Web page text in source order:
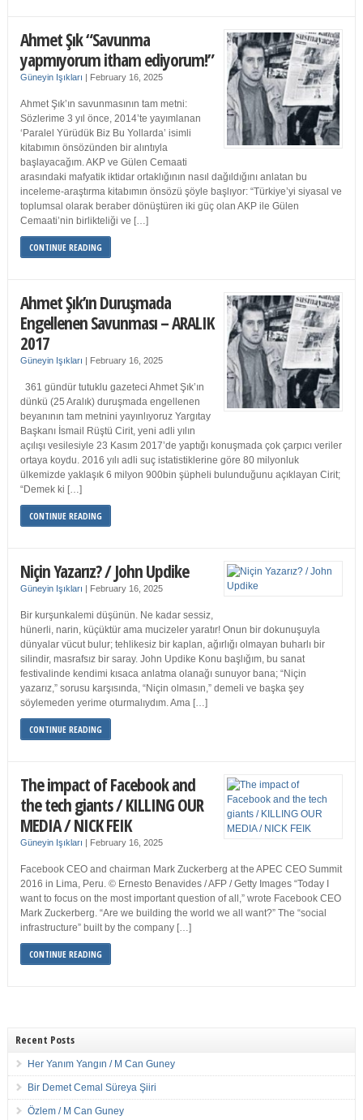
Ahmet Şık “Savunma
yapmıyorum itham ediyorum!”
Güneyin Işıkları | February 16, 2025
Ahmet Şık’ın savunmasının tam metni:
Sözlerime 3 yıl önce, 2014’te yayımlanan
‘Paralel Yürüdük Biz Bu Yollarda’ isimli
kitabımın önsözünden bir alıntıyla
başlayacağım. AKP ve Gülen Cemaati
arasındaki mafyatik iktidar ortaklığının nasıl dağıldığını anlatan bu
inceleme-araştırma kitabımın önsözü şöyle başlıyor: “Türkiye’yi siyasal ve
toplumsal olarak beraber dönüştüren iki güç olan AKP ile Gülen
Cemaati’nin birlikteliği ve […]
CONTINUE READING
Ahmet Şık’ın Duruşmada
Engellenen Savunması – ARALIK
2017
Güneyin Işıkları | February 16, 2025
361 gündür tutuklu gazeteci Ahmet Şık’ın
dünkü (25 Aralık) duruşmada engellenen
beyanının tam metnini yayınlıyoruz Yargıtay
Başkanı İsmail Rüştü Cirit, yeni adli yılın
açılışı vesilesiyle 23 Kasım 2017’de yaptığı konuşmada çok çarpıcı veriler
ortaya koydu. 2016 yılı adli suç istatistiklerine göre 80 milyonluk
ülkemizde yaklaşık 6 milyon 900bin şüpheli bulunduğunu açıklayan Cirit;
“Demek ki […]
CONTINUE READING
Niçin Yazarız? / John Updike
Güneyin Işıkları | February 16, 2025
Bir kurşunkalemi düşünün. Ne kadar sessiz,
hünerli, narin, küçüktür ama mucizeler yaratır! Onun bir dokunuşuyla
dünyalar vücut bulur; tehlikesiz bir kaplan, ağırlığı olmayan buharlı bir
silindir, masrafsız bir saray. John Updike Konu başlığım, bu sanat
festivalinde kendimi kısaca anlatma olanağı sunuyor bana; “Niçin
yazarız,” sorusu karşısında, “Niçin olmasın,” demeli ve başka şey
söylemeden yerime oturmalıydım. Ama […]
CONTINUE READING
The impact of Facebook and
the tech giants / KILLING OUR
MEDIA / NICK FEIK
Güneyin Işıkları | February 16, 2025
Facebook CEO and chairman Mark Zuckerberg at the APEC CEO Summit
2016 in Lima, Peru. © Ernesto Benavides / AFP / Getty Images “Today I
want to focus on the most important question of all,” wrote Facebook CEO
Mark Zuckerberg. “Are we building the world we all want?” The “social
infrastructure” built by the company […]
CONTINUE READING
Recent Posts
Her Yanım Yangın / M Can Guney
Bir Demet Cemal Süreya Şiiri
Özlem / M Can Guney